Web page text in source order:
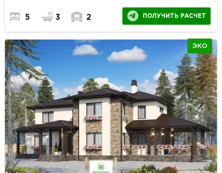
5 3 2 ПОЛУЧИТЬ РАСЧЕТ
ЭКО